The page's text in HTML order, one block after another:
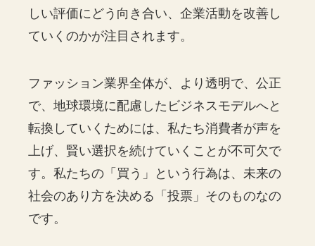
しい評価にどう向き合い、企業活動を改善し
ていくのかが注目されます。
ファッション業界全体が、より透明で、公正
で、地球環境に配慮したビジネスモデルへと
転換していくためには、私たち消費者が声を
上げ、賢い選択を続けていくことが不可欠で
す。私たちの「買う」という行為は、未来の
社会のあり方を決める「投票」そのものなの
です。